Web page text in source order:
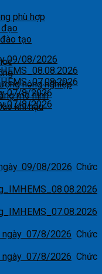
phù hợp
tạo
nông nghiệp
mô hình
khí hậu
09/08/2026
07/8/2026
07/8/2026
09/08/2026 Chức
07/8/2026 Chức
07/8/2026 Chức